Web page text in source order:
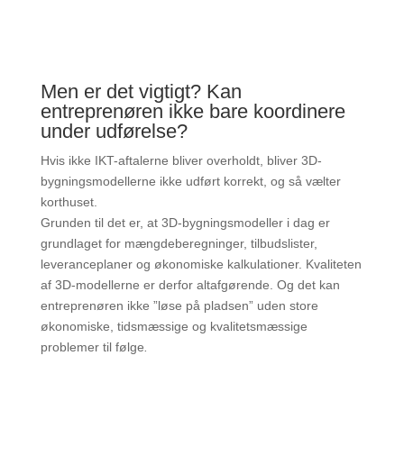
Men er det vigtigt? Kan
entreprenøren ikke bare koordinere
under udførelse?
Hvis ikke IKT-aftalerne bliver overholdt, bliver 3D-
bygningsmodellerne ikke udført korrekt, og så vælter
korthuset.
Grunden til det er, at 3D-bygningsmodeller i dag er
grundlaget for mængdeberegninger, tilbudslister,
leveranceplaner og økonomiske kalkulationer. Kvaliteten
af 3D-modellerne er derfor altafgørende. Og det kan
entreprenøren ikke ”løse på pladsen” uden store
økonomiske, tidsmæssige og kvalitetsmæssige
problemer til følge